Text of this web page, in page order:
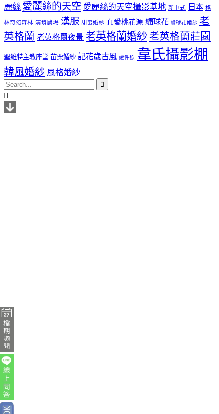
麗絲 愛麗絲的天空 愛麗絲的天空攝影基地 新中式 日本 格
林奇幻森林 清境農場 漢服 甜蜜婚紗 真愛桃花源 繡球花 繡球花婚紗 老
英格蘭 老英格蘭夜景 老英格蘭婚紗 老英格蘭莊園
聖維特主教座堂 苗栗婚紗 記花歲古風 證件照 韋氏攝影棚
韓風婚紗 風格婚紗

